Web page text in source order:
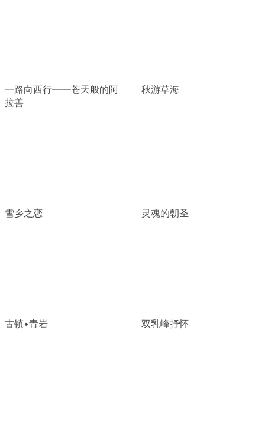
一路向西行——苍天般的阿
拉善
秋游草海
雪乡之恋 灵魂的朝圣
古镇•青岩 双乳峰抒怀